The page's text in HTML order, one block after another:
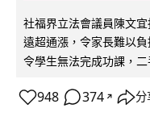
社福界立法會議員陳文
遠超通漲，令家長難以
令學生無法完成功課，二
948 374 ↗ 分